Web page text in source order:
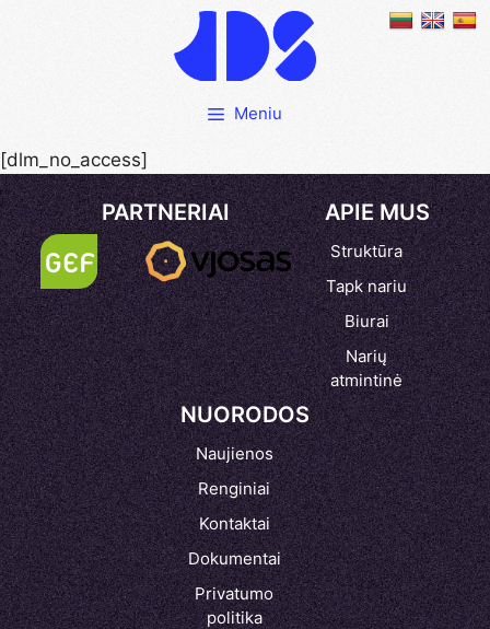
Meniu
[dlm_no_access]
PARTNERIAI APIE MUS
Struktūra
Tapk nariu
Biurai
Narių
atmintinė
NUORODOS
Naujienos
Renginiai
Kontaktai
Dokumentai
Privatumo
politika